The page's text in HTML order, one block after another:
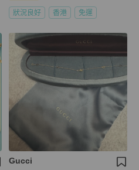
狀況良好 香港 免運
Gucci